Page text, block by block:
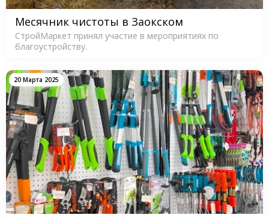
Месячник чистоты в Заокском
СтройМаркет принял участие в мероприятиях по
благоустройству.
20 Марта 2025